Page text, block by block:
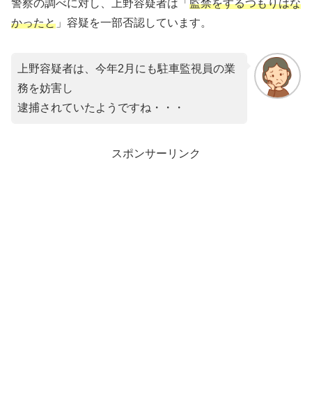
警察の調べに対し、上野容疑者は「 監禁をするつもりはな
かったと 」容疑を一部否認しています。
上野容疑者は、今年2月にも駐車監視員の業
務を妨害し
逮捕されていたようですね・・・
スポンサーリンク